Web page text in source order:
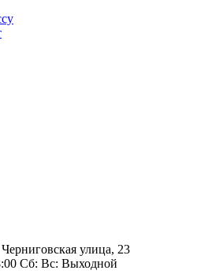
улица, 23
Сб: Вс: Выходной